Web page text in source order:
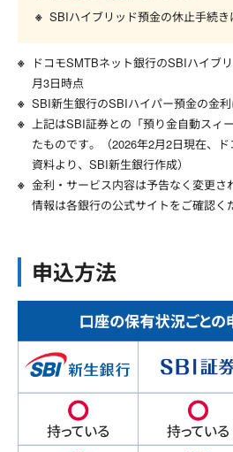
SBIハイブリッド預金の休止手続き
ドコモSMTBネット銀行のSBIハイブ
月3日時点
SBI新生銀行のSBIハイパー預金の金
上記はSBI証券との「預り金自動スィ
たものです。（2026年2月2日現在、
資料より、SBI新生銀行作成）
金利・サービス内容は予告なく変更さ
情報は各銀行の公式サイトをご確認く
申込方法